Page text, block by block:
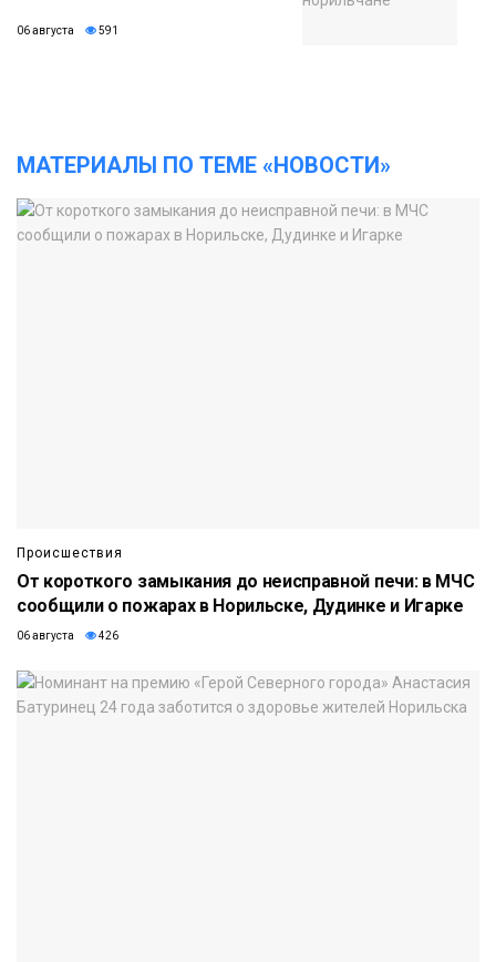
06 августа 591
МАТЕРИАЛЫ ПО ТЕМЕ «НОВОСТИ»
Происшествия
От короткого замыкания до неисправной печи: в МЧС
сообщили о пожарах в Норильске, Дудинке и Игарке
06 августа 426